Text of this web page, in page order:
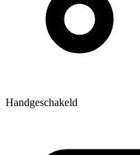
Handgeschakeld